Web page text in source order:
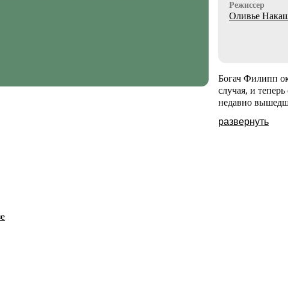
Режиссер
Оливье
Богач Филипп
случая, и
недавно
развернуть